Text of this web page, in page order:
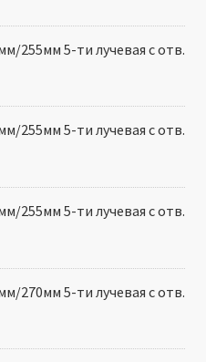
255мм 5-ти лучевая с отв.
255мм 5-ти лучевая с отв.
255мм 5-ти лучевая с отв.
270мм 5-ти лучевая с отв.